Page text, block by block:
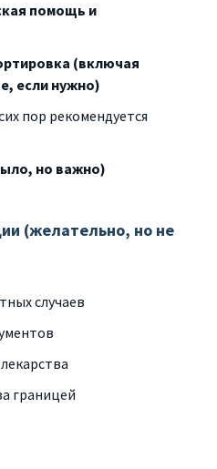
помощь и
(включая
если нужно)
пор рекомендуется
но важно)
(желательно, но не
случаев
границей